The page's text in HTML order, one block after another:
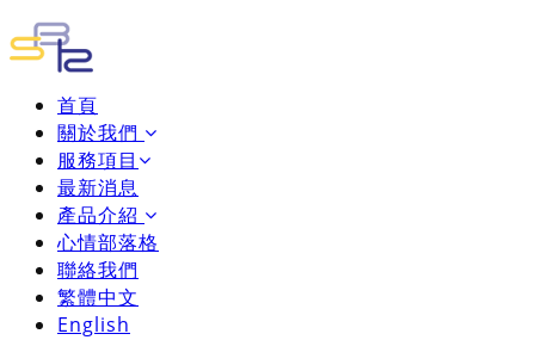
首頁
關於我們
服務項目
最新消息
產品介紹
心情部落格
聯絡我們
繁體中文
English